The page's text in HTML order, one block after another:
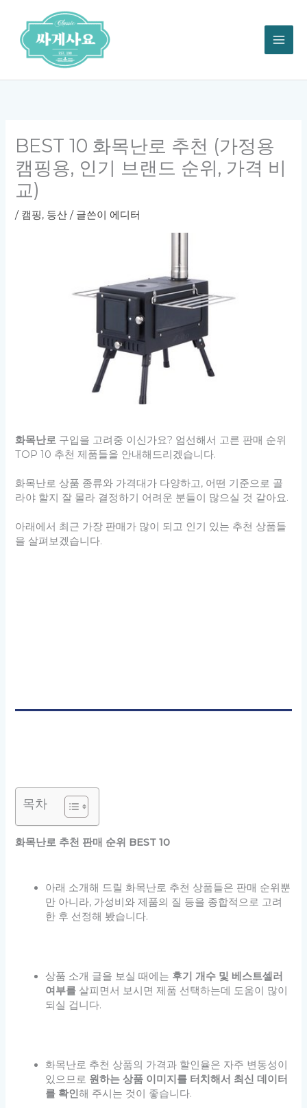
너
BEST 10 화목난로 추천 (가정용
캠핑용, 인기 브랜드 순위, 가격 비
교)
/ 캠핑, 등산 / 글쓴이 에디터
화목난로 구입을 고려중 이신가요? 엄선해서 고른 판매 순위
TOP 10 추천 제품들을 안내해드리겠습니다.
화목난로 상품 종류와 가격대가 다양하고, 어떤 기준으로 골
라야 할지 잘 몰라 결정하기 어려운 분들이 많으실 것 같아요.
아래에서 최근 가장 판매가 많이 되고 인기 있는 추천 상품들
을 살펴보겠습니다.
목차
화목난로 추천 판매 순위 BEST 10
아래 소개해 드릴 화목난로 추천 상품들은 판매 순위뿐
만 아니라, 가성비와 제품의 질 등을 종합적으로 고려
한 후 선정해 봤습니다.
상품 소개 글을 보실 때에는 후기 개수 및 베스트셀러
여부를 살피면서 보시면 제품 선택하는데 도움이 많이
되실 겁니다.
화목난로 추천 상품의 가격과 할인율은 자주 변동성이
있으므로 원하는 상품 이미지를 터치해서 최신 데이터
를 확인해 주시는 것이 좋습니다.